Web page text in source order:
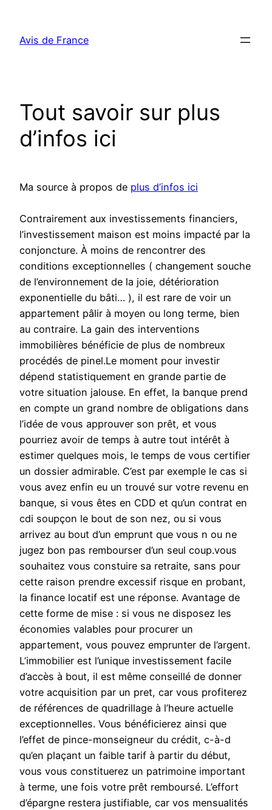
contenu
Avis de France
Tout savoir sur plus
d’infos ici
Ma source à propos de plus d’infos ici
Contrairement aux investissements financiers,
l’investissement maison est moins impacté par la
conjoncture. À moins de rencontrer des
conditions exceptionnelles ( changement souche
de l’environnement de la joie, détérioration
exponentielle du bâti… ), il est rare de voir un
appartement pâlir à moyen ou long terme, bien
au contraire. La gain des interventions
immobilières bénéficie de plus de nombreux
procédés de pinel.Le moment pour investir
dépend statistiquement en grande partie de
votre situation jalouse. En effet, la banque prend
en compte un grand nombre de obligations dans
l’idée de vous approuver son prêt, et vous
pourriez avoir de temps à autre tout intérêt à
estimer quelques mois, le temps de vous certifier
un dossier admirable. C’est par exemple le cas si
vous avez enfin eu un trouvé sur votre revenu en
banque, si vous êtes en CDD et qu’un contrat en
cdi soupçon le bout de son nez, ou si vous
arrivez au bout d’un emprunt que vous n ou ne
jugez bon pas rembourser d’un seul coup.vous
souhaitez vous constuire sa retraite, sans pour
cette raison prendre excessif risque en probant,
la finance locatif est une réponse. Avantage de
cette forme de mise : si vous ne disposez les
économies valables pour procurer un
appartement, vous pouvez emprunter de l’argent.
L’immobilier est l’unique investissement facile
d’accès à bout, il est même conseillé de donner
votre acquisition par un pret, car vous profiterez
de références de quadrillage à l’heure actuelle
exceptionnelles. Vous bénéficierez ainsi que
l’effet de pince-monseigneur du crédit, c-à-d
qu’en plaçant un faible tarif à partir du début,
vous vous constituerez un patrimoine important
à terme, une fois votre prêt remboursé. L’effort
d’épargne restera justifiable, car vos mensualités